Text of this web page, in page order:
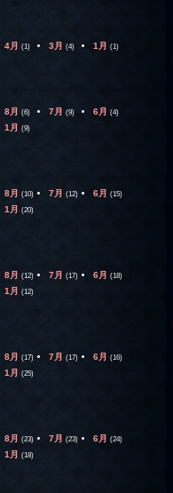
4月 (1) 3月 (4) 1月 (1)
8月 (6) 7月 (9) 6月 (4)
1月 (9)
8月 (10) 7月 (12) 6月 (15)
1月 (20)
8月 (12) 7月 (17) 6月 (18)
1月 (12)
8月 (17) 7月 (17) 6月 (16)
1月 (25)
8月 (23) 7月 (23) 6月 (24)
1月 (18)